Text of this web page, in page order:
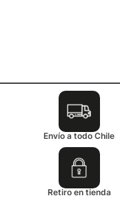
Envío a todo Chile
Retiro en tienda